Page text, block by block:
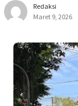
Redaksi
Maret 9, 2026